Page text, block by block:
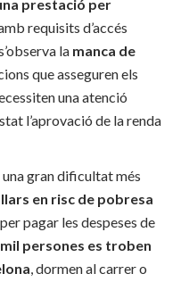
prestació per
requisits d’accés
la manca de
que asseguren els
una atenció
l’aprovació de la renda
una gran dificultat més
en risc de pobresa
pagar les despeses de
persones es troben
, ​​dormen al carrer o